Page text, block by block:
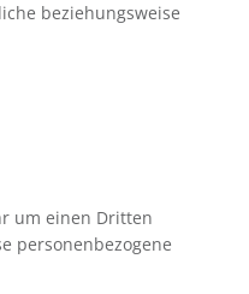
beziehungsweise
um einen Dritten
personenbezogene